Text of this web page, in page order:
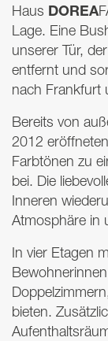
Haus DOREA
Lage. Eine
unserer Tür,
entfernt und
nach Frankfurt
Bereits von
2012
Farbtönen zu
bei. Die
Inneren
Atmosphäre in
In vier Etagen
bieten.